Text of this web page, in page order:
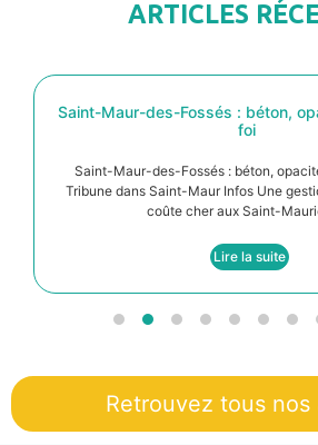
ARTICLES
Saint-Maur-des-Fossés : béton,
foi
Saint-Maur-des-Fossés : béton,
Tribune dans Saint-Maur Infos Une
coûte cher aux Saint-
Lire la suite
Retrouvez tous nos